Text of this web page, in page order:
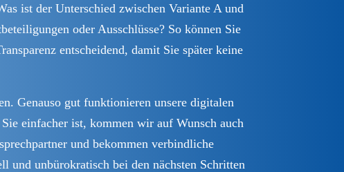
ist der Unterschied zwischen Variante A und
oder Ausschlüsse? So können Sie
entscheidend, damit Sie später keine
Genauso gut funktionieren unsere digitalen
einfacher ist, kommen wir auf Wunsch auch
und bekommen verbindliche
und unbürokratisch bei den nächsten Schritten